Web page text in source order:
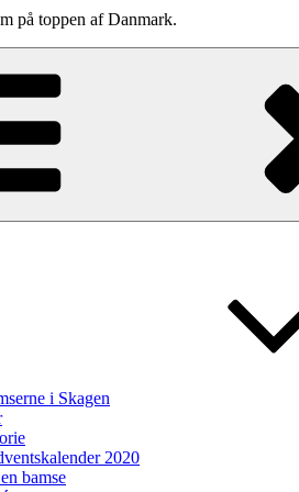
på toppen af Danmark.
i Skagen
2020
bamse